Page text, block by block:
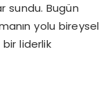
sundu. Bugün
yolu bireysel
liderlik